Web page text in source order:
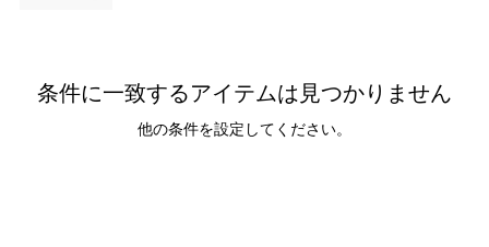
条件に一致するアイテムは見つかりません
他の条件を設定してください。